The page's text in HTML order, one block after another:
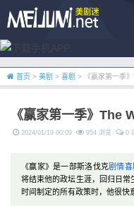
首页 > 美剧 > 喜剧 > 《赢家第一季
《赢家第一季》The
2024/01/19 00:09 954 浏览 0
《赢家》是一部斯洛伐克剧情喜
将结束他的政坛生涯，回归日
时间制定的所有政策时，他很快